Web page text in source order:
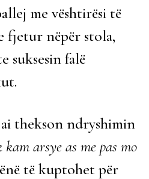
me vështirësi të
fjetur nëpër stola,
suksesin falë
thekson ndryshimin
kam arsye as me pas mo
të kuptohet për